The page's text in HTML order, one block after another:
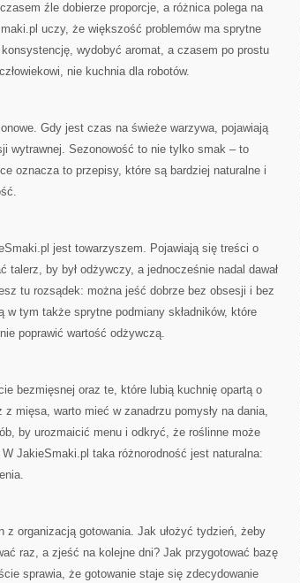
źle dobierze proporcje, a różnica polega na
uczy, że większość problemów ma sprytne
wydobyć aromat, a czasem po prostu
nie kuchnia dla robotów.
Gdy jest czas na świeże warzywa, pojawiają
wytrawnej. Sezonowość to nie tylko smak – to
oznacza to przepisy, które są bardziej naturalne i
jest towarzyszem. Pojawiają się treści o
by był odżywczy, a jednocześnie nadal dawał
tu rozsądek: można jeść dobrze bez obsesji i bez
w tym także sprytne podmiany składników, które
poprawić wartość odżywczą.
bezmięsnej oraz te, które lubią kuchnię opartą o
mięsa, warto mieć w zanadrzu pomysły na dania,
by urozmaicić menu i odkryć, że roślinne może
JakieSmaki.pl taka różnorodność jest naturalna:
z organizacją gotowania. Jak ułożyć tydzień, żeby
raz, a zjeść na kolejne dni? Jak przygotować bazę
sprawia, że gotowanie staje się zdecydowanie